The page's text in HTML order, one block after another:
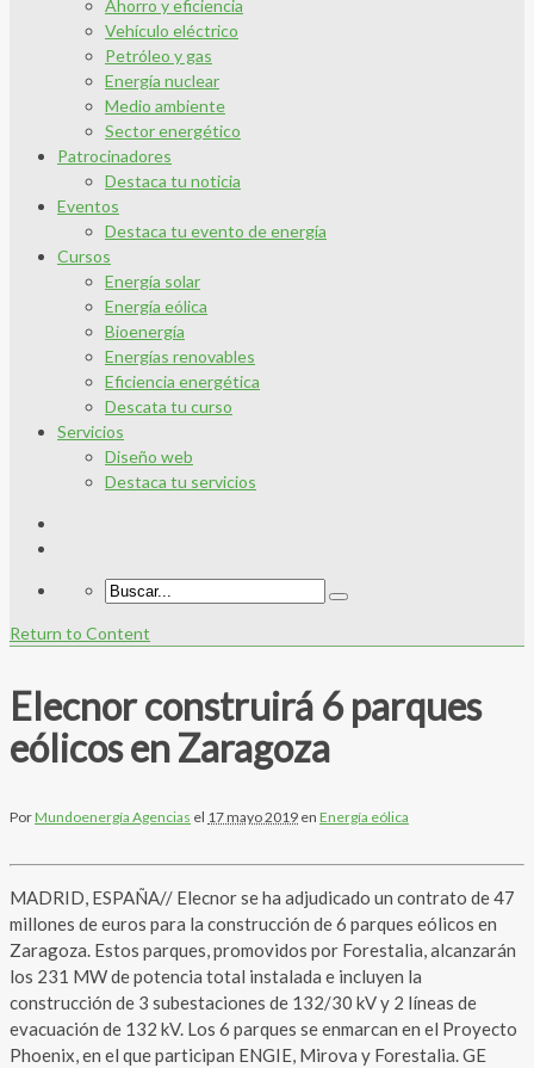
Ahorro y eficiencia
Vehículo eléctrico
Petróleo y gas
Energía nuclear
Medio ambiente
Sector energético
Patrocinadores
Destaca tu noticia
Eventos
Destaca tu evento de energía
Cursos
Energía solar
Energía eólica
Bioenergía
Energías renovables
Eficiencia energética
Descata tu curso
Servicios
Diseño web
Destaca tu servicios
Return to Content
Elecnor construirá 6 parques
eólicos en Zaragoza
PorMundoenergía Agencias el 17 mayo 2019 en Energía eólica
MADRID, ESPAÑA// Elecnor se ha adjudicado un contrato de 47
millones de euros para la construcción de 6 parques eólicos en
Zaragoza. Estos parques, promovidos por Forestalia, alcanzarán
los 231 MW de potencia total instalada e incluyen la
construcción de 3 subestaciones de 132/30 kV y 2 líneas de
evacuación de 132 kV. Los 6 parques se enmarcan en el Proyecto
Phoenix, en el que participan ENGIE, Mirova y Forestalia. GE